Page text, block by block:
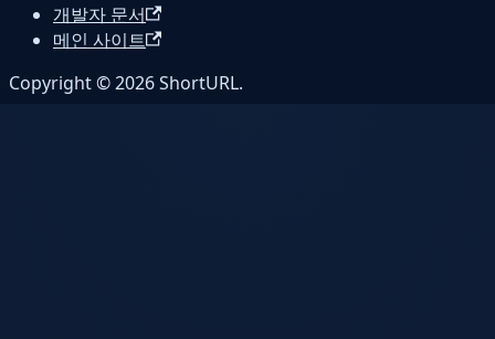
개발자 문서
메인 사이트
Copyright © 2026 ShortURL.